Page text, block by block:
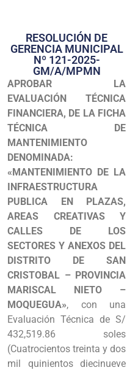
Transparencia
Seguridad
Programas
RESOLUCIÓN DE
GERENCIA MUNICIPAL
Nº 121-2025-
GM/A/MPMN
APROBAR LA
EVALUACIÓN TÉCNICA
FINANCIERA, DE LA FICHA
TÉCNICA DE
MANTENIMIENTO
DENOMINADA:
«MANTENIMIENTO DE LA
INFRAESTRUCTURA
PUBLICA EN PLAZAS,
AREAS CREATIVAS Y
CALLES DE LOS
SECTORES Y ANEXOS DEL
DISTRITO DE SAN
CRISTOBAL – PROVINCIA
MARISCAL NIETO –
MOQUEGUA», con una
Evaluación Técnica de S/
432,519.86 soles
(Cuatrocientos treinta y dos
mil quinientos diecinueve